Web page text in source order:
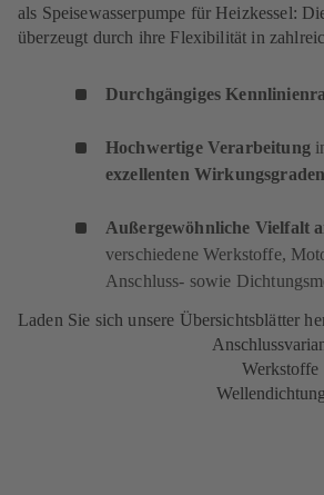
als Speisewasserpumpe für Heizkessel:
überzeugt durch ihre Flexibilität in
Durchgängiges
Hochwertige Verarbeitung
exzellenten Wirkungsgraden
Außergewöhnliche Vielfalt
verschiedene Werkstoffe,
Anschluss- sowie
Laden Sie sich unsere Übersichtsblätter
Werkstoffe